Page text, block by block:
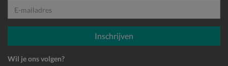
E-mailadres
Inschrijven
Wil je ons volgen?